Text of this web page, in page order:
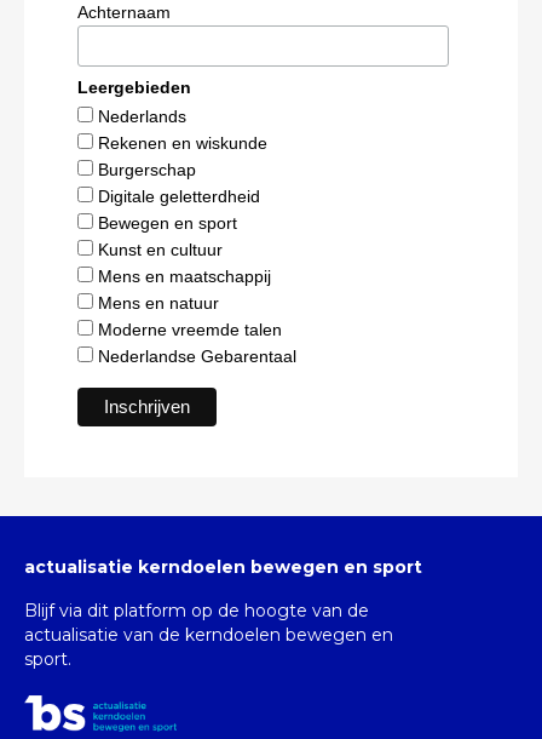
Achternaam
Leergebieden
Nederlands
Rekenen en wiskunde
Burgerschap
Digitale geletterdheid
Bewegen en sport
Kunst en cultuur
Mens en maatschappij
Mens en natuur
Moderne vreemde talen
Nederlandse Gebarentaal
actualisatie kerndoelen bewegen en sport
Blijf via dit platform op de hoogte van de
actualisatie van de kerndoelen bewegen en
sport.